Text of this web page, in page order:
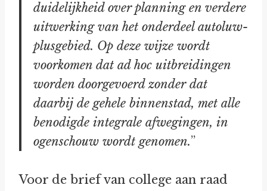
duidelijkheid over planning en verdere
uitwerking van het onderdeel autoluw-
plusgebied. Op deze wijze wordt
voorkomen dat ad hoc uitbreidingen
worden doorgevoerd zonder dat
daarbij de gehele binnenstad, met alle
benodigde integrale afwegingen, in
ogenschouw wordt genomen.”
Voor de brief van college aan raad